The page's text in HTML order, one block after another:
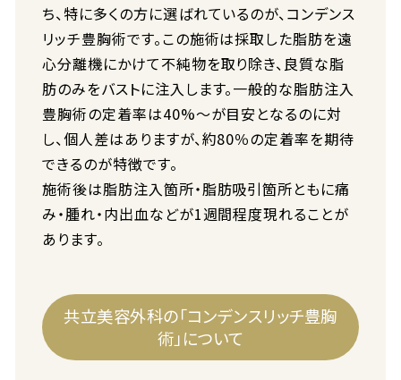
ち、特に多くの方に選ばれているのが、コンデンス
リッチ豊胸術です。この施術は採取した脂肪を遠
心分離機にかけて不純物を取り除き、良質な脂
肪のみをバストに注入します。一般的な脂肪注入
豊胸術の定着率は40%～が目安となるのに対
し、個人差はありますが、約80％の定着率を期待
できるのが特徴です。
施術後は脂肪注入箇所・脂肪吸引箇所ともに痛
み・腫れ・内出血などが1週間程度現れることが
あります。
共立美容外科の「コンデンスリッチ豊胸
術」について